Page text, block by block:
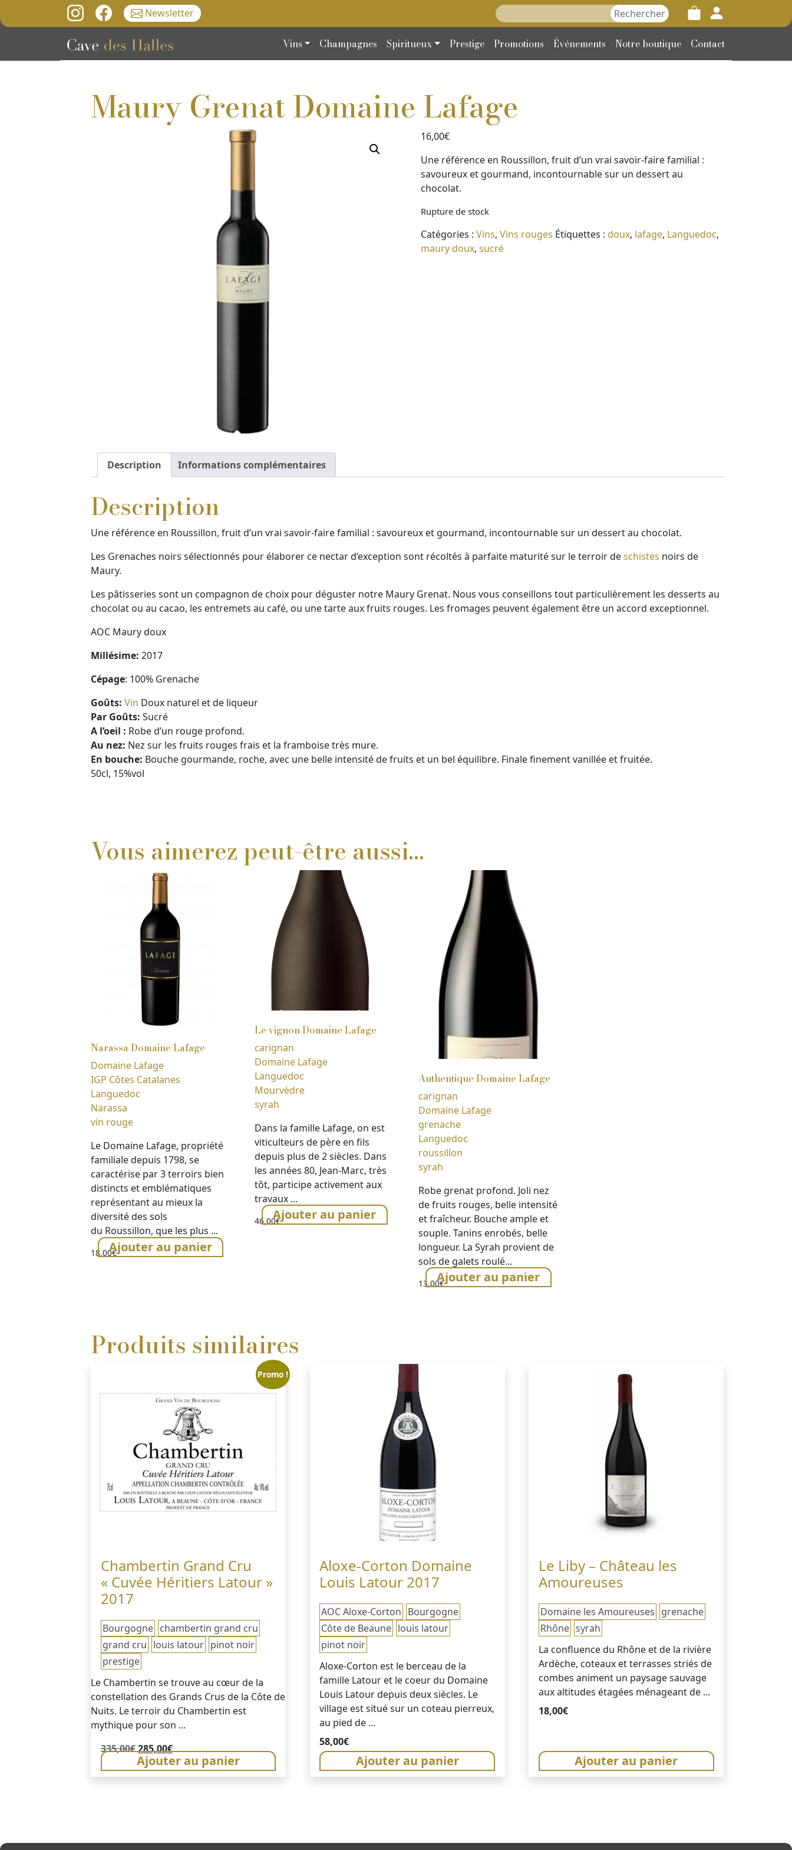
Newsletter
Rechercher :
Vins Champagnes Spiritueux Prestige Promotions Événements Notre boutique Contact
Maury Grenat Domaine Lafage
16,00€
Une référence en Roussillon, fruit d’un vrai savoir-faire familial :
savoureux et gourmand, incontournable sur un dessert au
chocolat.
Rupture de stock
Catégories : Vins, Vins rouges Étiquettes : doux, lafage, Languedoc,
maury doux, sucré
Description Informations complémentaires
Description
Une référence en Roussillon, fruit d’un vrai savoir-faire familial : savoureux et gourmand, incontournable sur un dessert au chocolat.
Les Grenaches noirs sélectionnés pour élaborer ce nectar d’exception sont récoltés à parfaite maturité sur le terroir deschistes noirs de
Maury.
Les pâtisseries sont un compagnon de choix pour déguster notre Maury Grenat. Nous vous conseillons tout particulièrement les desserts au
chocolat ou au cacao, les entremets au café, ou une tarte aux fruits rouges. Les fromages peuvent également être un accord exceptionnel.
AOC Maury doux
Millésime: 2017
Cépage: 100% Grenache
Goûts: Vin Doux naturel et de liqueur
Par Goûts: Sucré
A l’oeil : Robe d’un rouge profond.
Au nez: Nez sur les fruits rouges frais et la framboise très mure.
En bouche: Bouche gourmande, roche, avec une belle intensité de fruits et un bel équilibre. Finale finement vanillée et fruitée.
50cl, 15%vol
Vous aimerez peut-être aussi…
Narassa Domaine Lafage
Domaine Lafage
IGP Côtes Catalanes
Languedoc
Narassa
vin rouge
Le Domaine Lafage, propriété
familiale depuis 1798, se
caractérise par 3 terroirs bien
distincts et emblématiques
représentant au mieux la
diversité des sols
du Roussillon, que les plus ...
18,00€
Ajouter au panier
Le vignon Domaine Lafage
carignan
Domaine Lafage
Languedoc
Mourvèdre
syrah
Dans la famille Lafage, on est
viticulteurs de père en fils
depuis plus de 2 siècles. Dans
les années 80, Jean-Marc, très
tôt, participe activement aux
travaux ...
46,00€
Ajouter au panier
Authentique Domaine Lafage
carignan
Domaine Lafage
grenache
Languedoc
roussillon
syrah
Robe grenat profond. Joli nez
de fruits rouges, belle intensité
et fraîcheur. Bouche ample et
souple. Tanins enrobés, belle
longueur. La Syrah provient de
sols de galets roulé...
13,00€
Ajouter au panier
Produits similaires
Promo !
Chambertin Grand Cru
« Cuvée Héritiers Latour »
2017
Bourgogne chambertin grand cru
grand cru louis latour pinot noir
prestige
Le Chambertin se trouve au cœur de la
constellation des Grands Crus de la Côte de
Nuits. Le terroir du Chambertin est
mythique pour son ...
335,00€Le
prix
initial
285,00€Le
prix
actuel
Ajouter au panier
Aloxe-Corton Domaine
Louis Latour 2017
AOC Aloxe-Corton Bourgogne
Côte de Beaune louis latour
pinot noir
Aloxe-Corton est le berceau de la
famille Latour et le coeur du Domaine
Louis Latour depuis deux siècles. Le
village est situé sur un coteau pierreux,
au pied de ...
58,00€
Ajouter au panier
Le Liby – Château les
Amoureuses
Domaine les Amoureuses grenache
Rhône syrah
La confluence du Rhône et de la rivière
Ardèche, coteaux et terrasses striés de
combes animent un paysage sauvage
aux altitudes étagées ménageant de ...
18,00€
Ajouter au panier